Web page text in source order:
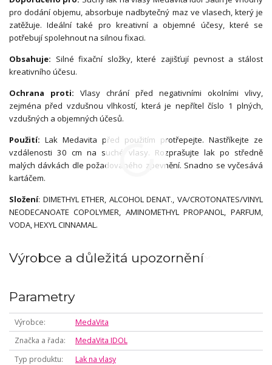
pro dodání objemu, absorbuje nadbytečný maz ve vlasech, který je
zatěžuje. Ideální také pro kreativní a objemné účesy, které se
potřebují spolehnout na silnou fixaci.
Obsahuje: Silné fixační složky, které zajišťují pevnost a stálost
kreativního účesu.
Ochrana proti: Vlasy chrání před negativními okolními vlivy,
zejména před vzdušnou vlhkostí, která je nepřítel číslo 1 plných,
vzdušných a objemných účesů.
Použití: Lak Medavita před použitím protřepejte. Nastříkejte ze
vzdálenosti 30 cm na suché vlasy. Rozprašujte lak po středně
malých dávkách dle požadovaného zpevnění. Snadno se vyčesává
kartáčem.
Složení: DIMETHYL ETHER, ALCOHOL DENAT., VA/CROTONATES/VINYL
NEODECANOATE COPOLYMER, AMINOMETHYL PROPANOL, PARFUM,
VODA, HEXYL CINNAMAL.
Výrobce a důležitá upozornění
Parametry
Výrobce
MedaVita
Značka a řada
MedaVita IDOL
Typ produktu
Lak na vlasy